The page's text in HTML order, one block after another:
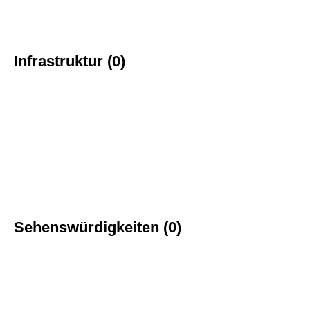
Infrastruktur (0)
Sehenswürdigkeiten (0)